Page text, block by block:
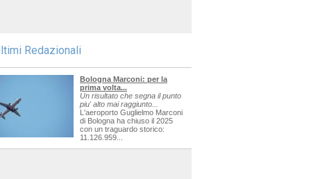
Redazionali
Bologna Marconi: per la
prima volta...
Un risultato che segna il punto
piu' alto mai raggiunto...
L'aeroporto Guglielmo Marconi
di Bologna ha chiuso il 2025
con un traguardo storico:
11.126.959...